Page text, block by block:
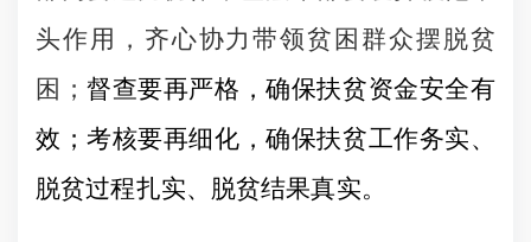
头作用，齐心协力带领贫困群众摆脱贫
困； 督查要再严格，确保扶贫资金安全有
效；考核要再细化，确保扶贫工作务实、
脱贫过程扎实、脱贫结果真实。